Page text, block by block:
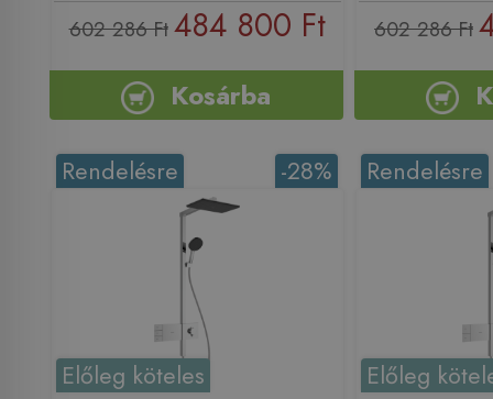
602 286 Ft 484 800 Ft
Kosárba
602 286 Ft
-28%
Rendelésre
Előleg köteles
Rendelésre
Előleg